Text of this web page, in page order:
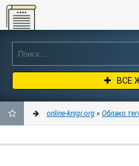
Online-knigi.org
ВСЕ
online-knigi.org » Облако